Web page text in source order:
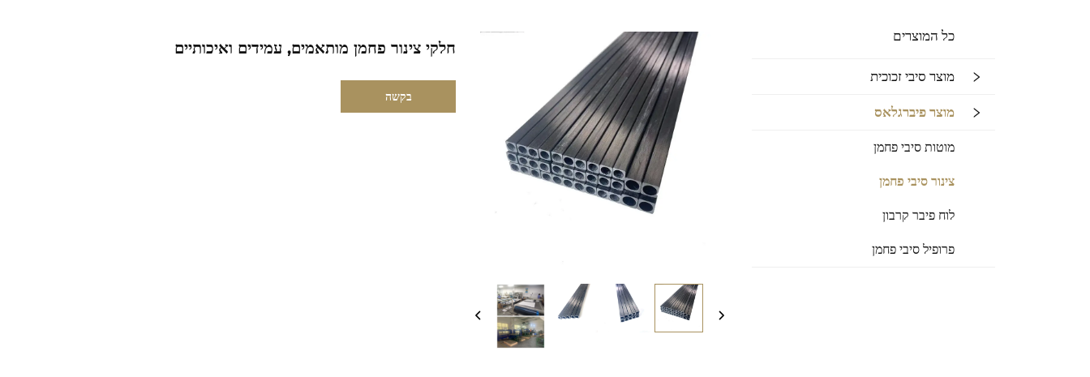
כל המוצרים
מוצר סיבי זכוכית
מוצר פיברגלאס
מוטות סיבי פחמן
צינור סיבי פחמן
לוח פיבר קרבון
פרופיל סיבי פחמן
חלקי צינור פחמן מותאמים, עמידים ואיכותיים
בקשה